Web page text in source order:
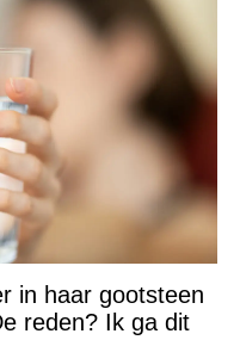
in haar gootsteen
reden? Ik ga dit